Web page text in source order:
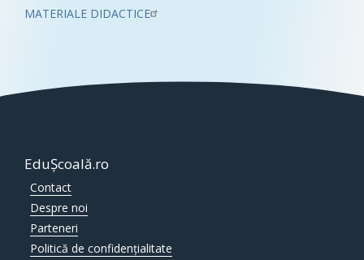
MATERIALE DIDACTICE
EduȘcoală.ro
Contact
Despre noi
Parteneri
Politică de confidențialitate